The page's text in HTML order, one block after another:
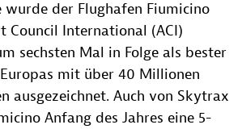
wurde der Flughafen Fiumicino
Council International (ACI)
sechsten Mal in Folge als bester
mit über 40 Millionen
ausgezeichnet. Auch von Skytrax
Anfang des Jahres eine 5-